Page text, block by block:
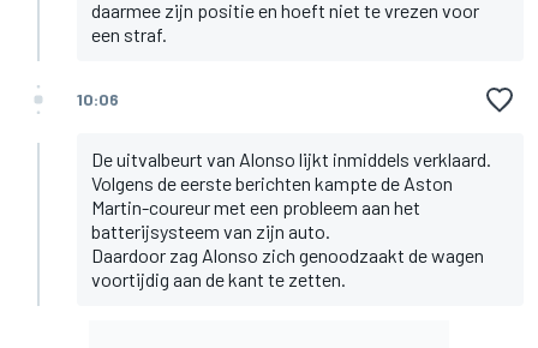
daarmee zijn positie en hoeft niet te vrezen voor
een straf.
10:06
De uitvalbeurt van Alonso lijkt inmiddels verklaard.
Volgens de eerste berichten kampte de Aston
Martin-coureur met een probleem aan het
batterijsysteem van zijn auto.
Daardoor zag Alonso zich genoodzaakt de wagen
voortijdig aan de kant te zetten.